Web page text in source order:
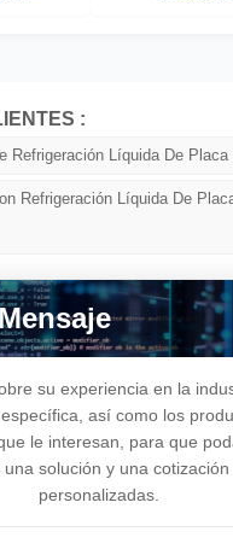
:
Refrigeración Líquida De Placa
Refrigeración Líquida De
su experiencia en la
así como los
le interesan, para que
una solución y una cotización
personalizadas.